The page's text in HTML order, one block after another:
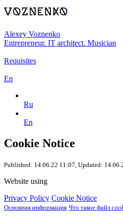
Alexey Voznenko
Entrepreneur. IT architect. Musician
Requisites
En
Ru
En
Cookie Notice
Published: 14.06.22 11:07, Updated:
Website using
Privacy Policy Cookie Notice
Основная информация Что такое файл